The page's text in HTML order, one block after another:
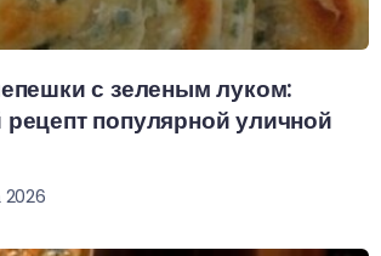
с зеленым луком:
популярной уличной
2026